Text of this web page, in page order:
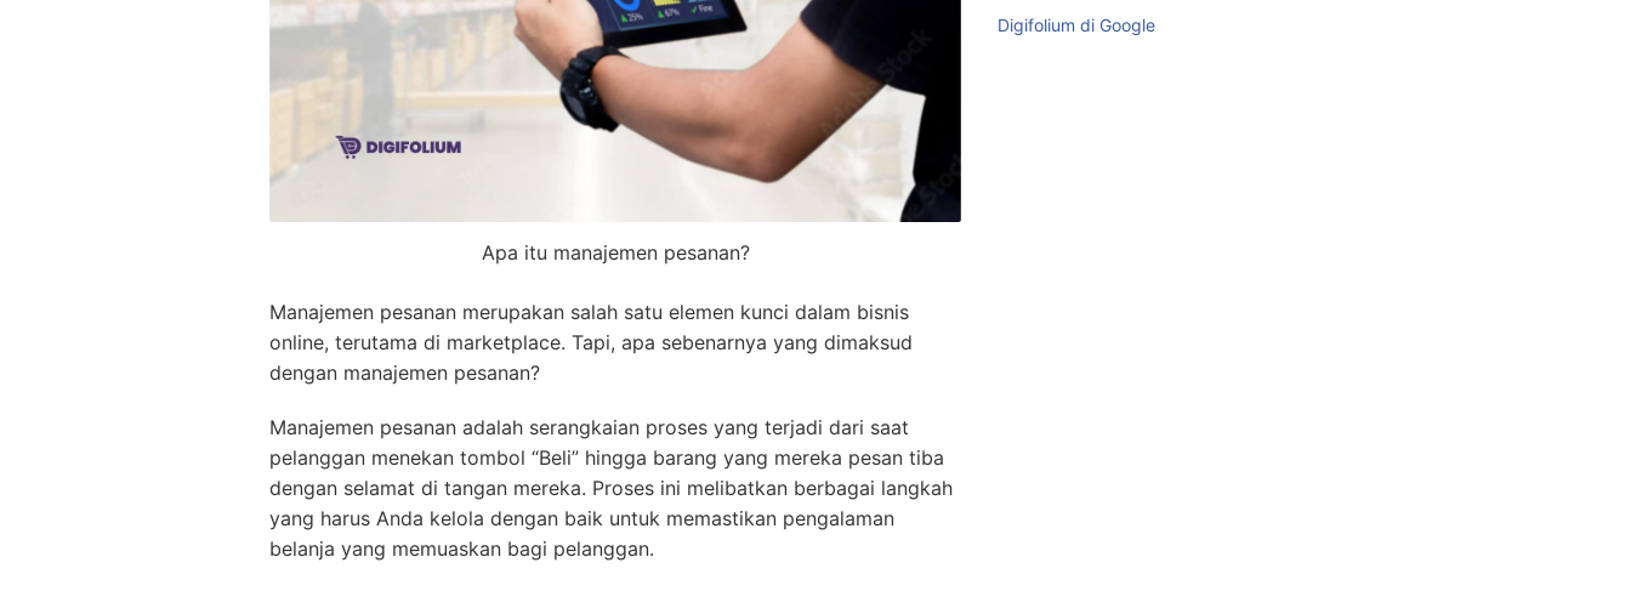
Apa itu manajemen pesanan?
Manajemen pesanan merupakan salah satu elemen kunci dalam bisnis
online, terutama di marketplace. Tapi, apa sebenarnya yang dimaksud
dengan manajemen pesanan?
Manajemen pesanan adalah serangkaian proses yang terjadi dari saat
pelanggan menekan tombol “Beli” hingga barang yang mereka pesan tiba
dengan selamat di tangan mereka. Proses ini melibatkan berbagai langkah
yang harus Anda kelola dengan baik untuk memastikan pengalaman
belanja yang memuaskan bagi pelanggan.
Digifolium di Google